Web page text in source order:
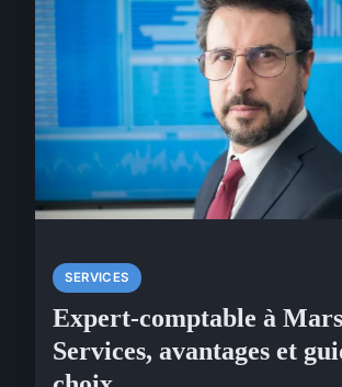
SERVICES
Expert-comptable à
Services, avantages et